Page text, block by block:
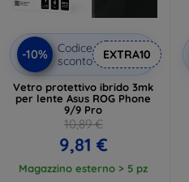
-10%
Codice
sconto
EXTRA10
Vetro protettivo ibrido 3mk
per lente Asus ROG Phone
9/9 Pro
10,89 €
9,81 €
Magazzino esterno > 5 pz